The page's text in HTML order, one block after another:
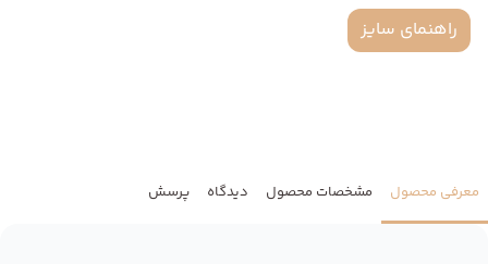
راهنمای سایز
معرفی محصول مشخصات محصول دیدگاه پرسش